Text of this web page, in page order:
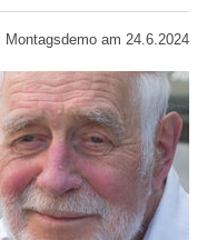
am 24.6.2024